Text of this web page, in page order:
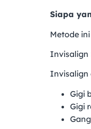
Siapa
Metode
Invisalign
Invisalign
Gigi
Gigi